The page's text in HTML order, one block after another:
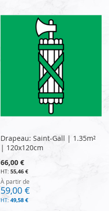
Drapeau: Saint-Gall | 1.35m²
| 120x120cm
66,00 €
55,46 €
À partir de
59,00 €
49,58 €